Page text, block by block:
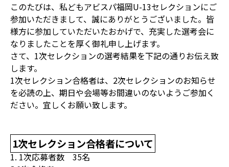
このたびは、私どもアビスパ福岡U-13セレクションにご
参加いただきまして、誠にありがとうございました。皆
様方に参加していただいたおかげで、充実した選考会に
なりましたことを厚く御礼申し上げます。
さて、1次セレクションの選考結果を下記の通りお伝え致
します。
1次セレクション合格者は、2次セレクションのお知らせ
を必読の上、期日や会場等お間違いのないようご参加く
ださい。宜しくお願い致します。
1次セレクション合格者について
1. 1次応募者数 35名